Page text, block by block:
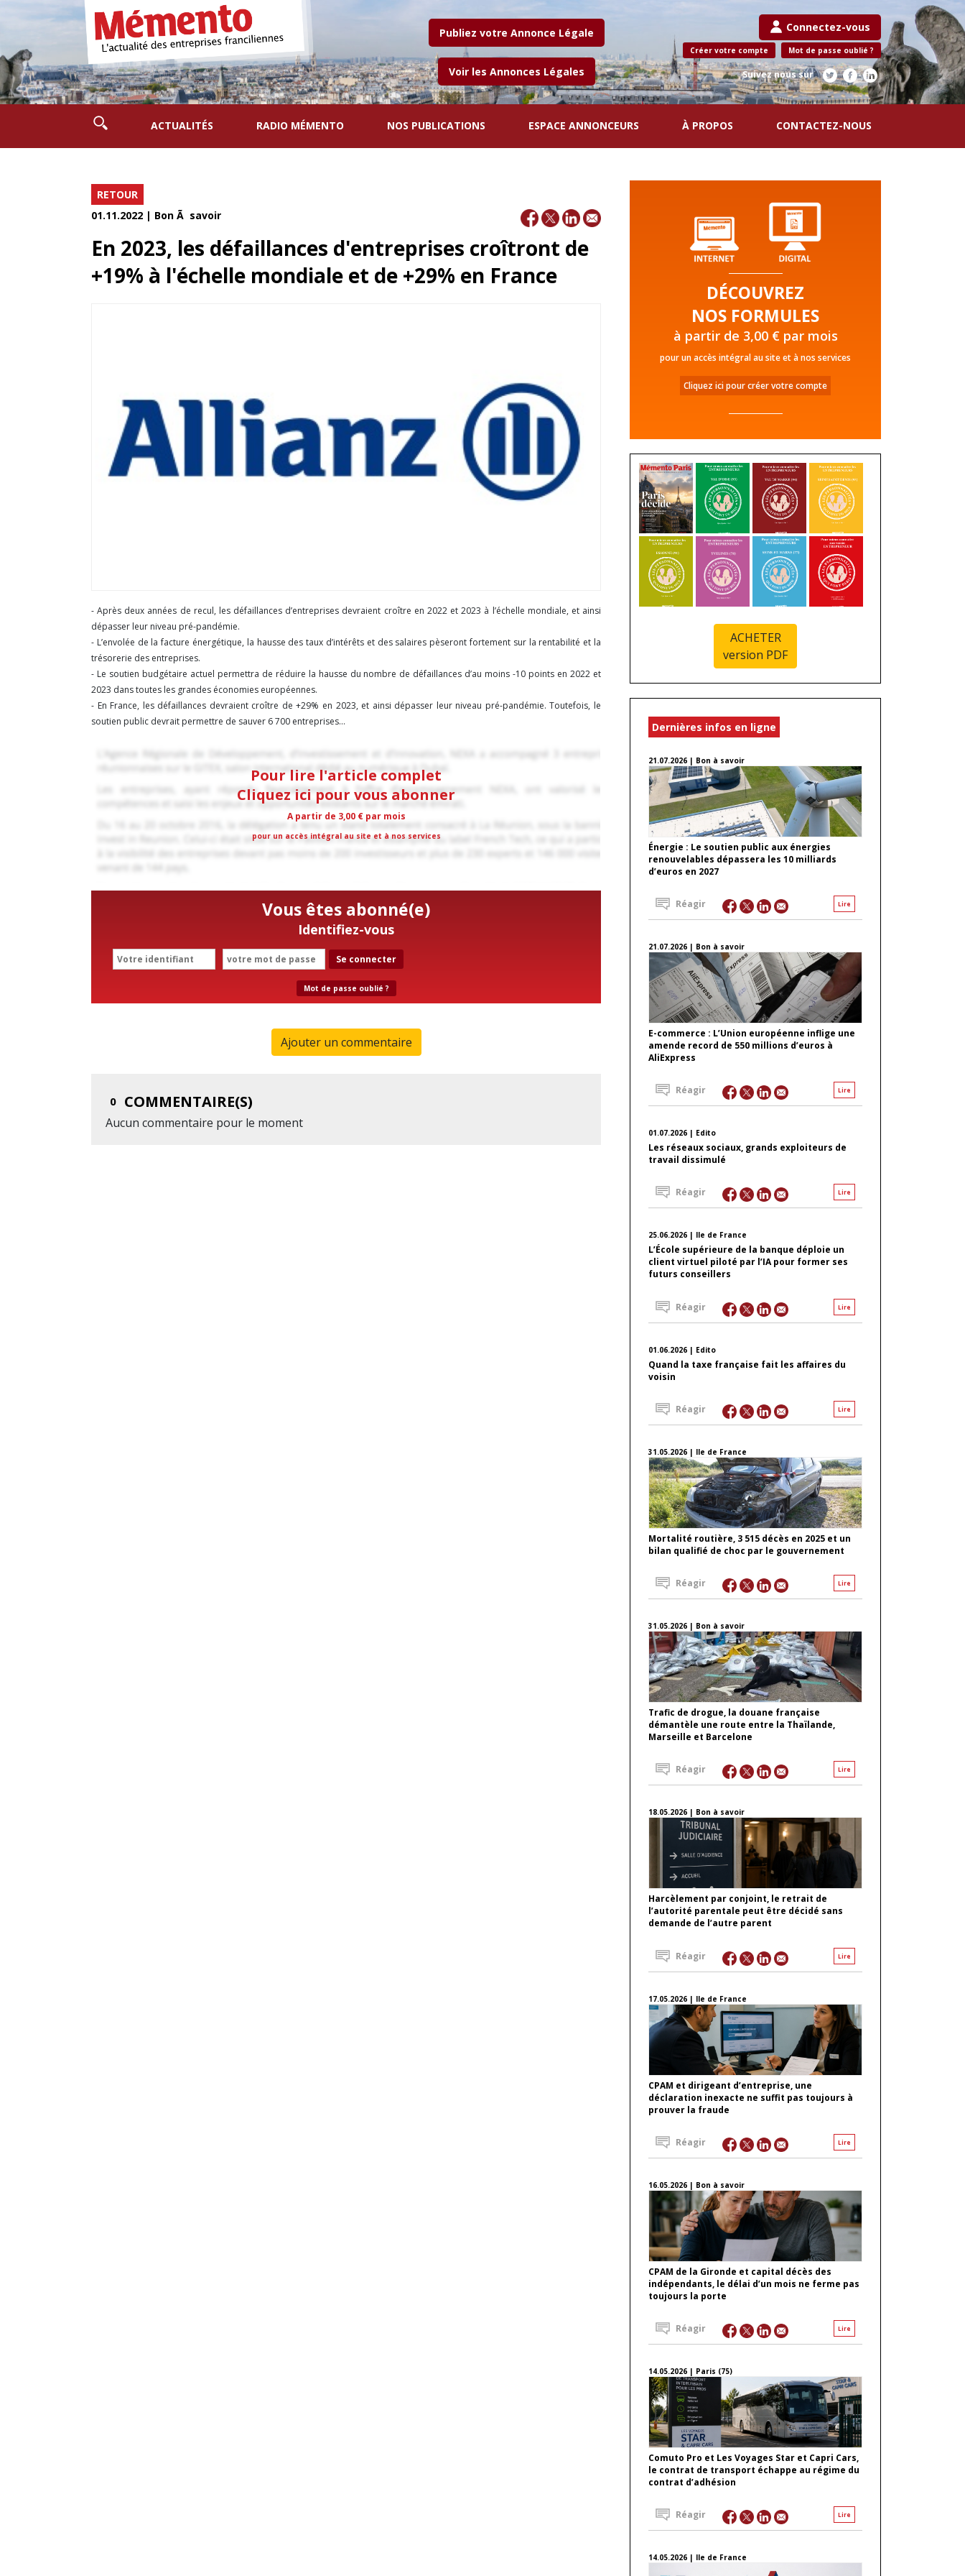
Publiez votre Annonce Légale
Voir les Annonces Légales
Connectez-vous
Créer votre compte Mot de passe oublié ?
Suivez nous sur
ACTUALITÉS RADIO MÉMENTO NOS PUBLICATIONS ESPACE ANNONCEURS À PROPOS CONTACTEZ-NOUS
RETOUR
01.11.2022 | Bon Ã savoir
En 2023, les défaillances d'entreprises croîtront de
+19% à l'échelle mondiale et de +29% en France
- Après deux années de recul, les défaillances d’entreprises devraient croître en 2022 et 2023 à l’échelle mondiale, et ainsi
dépasser leur niveau pré-pandémie.
- L’envolée de la facture énergétique, la hausse des taux d’intérêts et des salaires pèseront fortement sur la rentabilité et la
trésorerie des entreprises.
- Le soutien budgétaire actuel permettra de réduire la hausse du nombre de défaillances d’au moins -10 points en 2022 et
2023 dans toutes les grandes économies européennes.
- En France, les défaillances devraient croître de +29% en 2023, et ainsi dépasser leur niveau pré-pandémie. Toutefois, le
soutien public devrait permettre de sauver 6 700 entreprises...
Pour lire l'article complet
Cliquez ici pour vous abonner
A partir de 3,00 € par mois
pour un accès intégral au site et à nos services
Vous êtes abonné(e)
Identifiez-vous
Se connecter
Mot de passe oublié ?
Ajouter un commentaire
0 COMMENTAIRE(S)
Aucun commentaire pour le moment
DÉCOUVREZ
NOS FORMULES
à partir de 3,00 € par mois
pour un accès intégral au site et à nos services
Cliquez ici pour créer votre compte
ACHETER
version PDF
Dernières infos en ligne
21.07.2026 | Bon à savoir
Énergie : Le soutien public aux énergies
renouvelables dépassera les 10 milliards
d’euros en 2027
Lire
Réagir
21.07.2026 | Bon à savoir
E-commerce : L’Union européenne inflige une
amende record de 550 millions d’euros à
AliExpress
Lire
Réagir
01.07.2026 | Edito
Les réseaux sociaux, grands exploiteurs de
travail dissimulé
Lire
Réagir
25.06.2026 | Ile de France
L’École supérieure de la banque déploie un
client virtuel piloté par l’IA pour former ses
futurs conseillers
Lire
Réagir
01.06.2026 | Edito
Quand la taxe française fait les affaires du
voisin
Lire
Réagir
31.05.2026 | Ile de France
Mortalité routière, 3 515 décès en 2025 et un
bilan qualifié de choc par le gouvernement
Lire
Réagir
31.05.2026 | Bon à savoir
Trafic de drogue, la douane française
démantèle une route entre la Thaïlande,
Marseille et Barcelone
Lire
Réagir
18.05.2026 | Bon à savoir
Harcèlement par conjoint, le retrait de
l’autorité parentale peut être décidé sans
demande de l’autre parent
Lire
Réagir
17.05.2026 | Ile de France
CPAM et dirigeant d’entreprise, une
déclaration inexacte ne suffit pas toujours à
prouver la fraude
Lire
Réagir
16.05.2026 | Bon à savoir
CPAM de la Gironde et capital décès des
indépendants, le délai d’un mois ne ferme pas
toujours la porte
Lire
Réagir
14.05.2026 | Paris (75)
Comuto Pro et Les Voyages Star et Capri Cars,
le contrat de transport échappe au régime du
contrat d’adhésion
Lire
Réagir
14.05.2026 | Ile de France